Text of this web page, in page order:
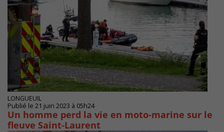
LONGUEUIL
Publié le 21 juin 2023 à 05h24
Un homme perd la vie en moto-marine sur le
fleuve Saint-Laurent